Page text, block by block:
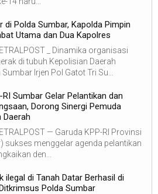
di Polda Sumbar, Kapolda Pimpin
Utama dan Dua Kapolres
_ Dinamika organisasi
di tubuh Kepolisian Daerah
Irjen Pol Gatot Tri Su...
RI Sumbar Gelar Pelantikan dan
Dorong Sinergi Pemuda
Daerah
— Garuda KPP-RI Provinsi
sukses menggelar agenda pelantikan
den...
ilegal di Tanah Datar Berhasil di
Polda Sumbar